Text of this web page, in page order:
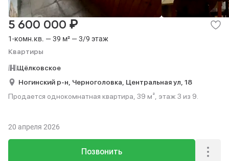
1-комн.кв. — 39 м² — 3/9 этаж
Квартиры
5 600 000 ₽
Щёлковское
Ногинский р-н, Черноголовка, Центральная ул, 18
Продается однокомнатная квартира, 39 м², этаж 3 из 9.
Позвонить
20 апреля 2026